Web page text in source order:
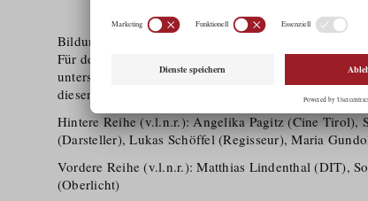
Bildunterschrift:
Für den Abschlussfilm „Austausch“, dessen
unterstützt wurden, konnte auch der Innsbrucker
diesen Drehtag, um dem Produktionsteam für die
Hintere Reihe (v.l.n.r.): Angelika Pagitz (Cine Tirol),
(Darsteller), Lukas Schöffel (Regisseur), Maria
Vordere Reihe (v.l.n.r.): Matthias Lindenthal (DIT),
(Oberlicht)